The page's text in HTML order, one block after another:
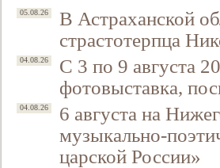
05.08.26
В Астраханской
страстотерпца
04.08.26
С 3 по 9 августа
фотовыставка,
04.08.26
6 августа на
музыкально-
царской России»